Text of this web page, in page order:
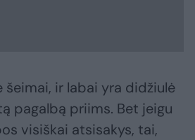
šeimai, ir labai yra didžiulė
pagalbą priims. Bet jeigu
visiškai atsisakys, tai,